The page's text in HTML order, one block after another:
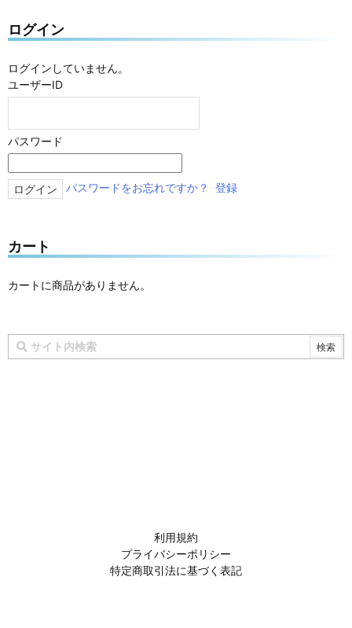
ログイン
ログインしていません。
ユーザーID
パスワード
パスワードをお忘れですか？ 登録
カート
カートに商品がありません。
利用規約
プライバシーポリシー
特定商取引法に基づく表記